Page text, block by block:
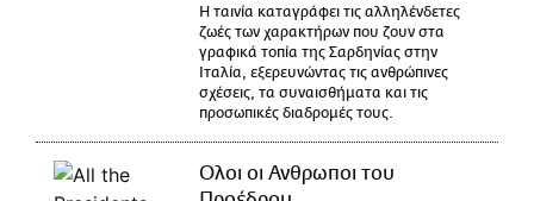
Η ταινία καταγράφει τις αλληλένδετες
ζωές των χαρακτήρων που ζουν στα
γραφικά τοπία της Σαρδηνίας στην
Ιταλία, εξερευνώντας τις ανθρώπινες
σχέσεις, τα συναισθήματα και τις
προσωπικές διαδρομές τους.
Ολοι οι Ανθρωποι του